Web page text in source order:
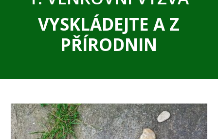
VYSKLÁDEJTE A Z
PŘÍRODNIN